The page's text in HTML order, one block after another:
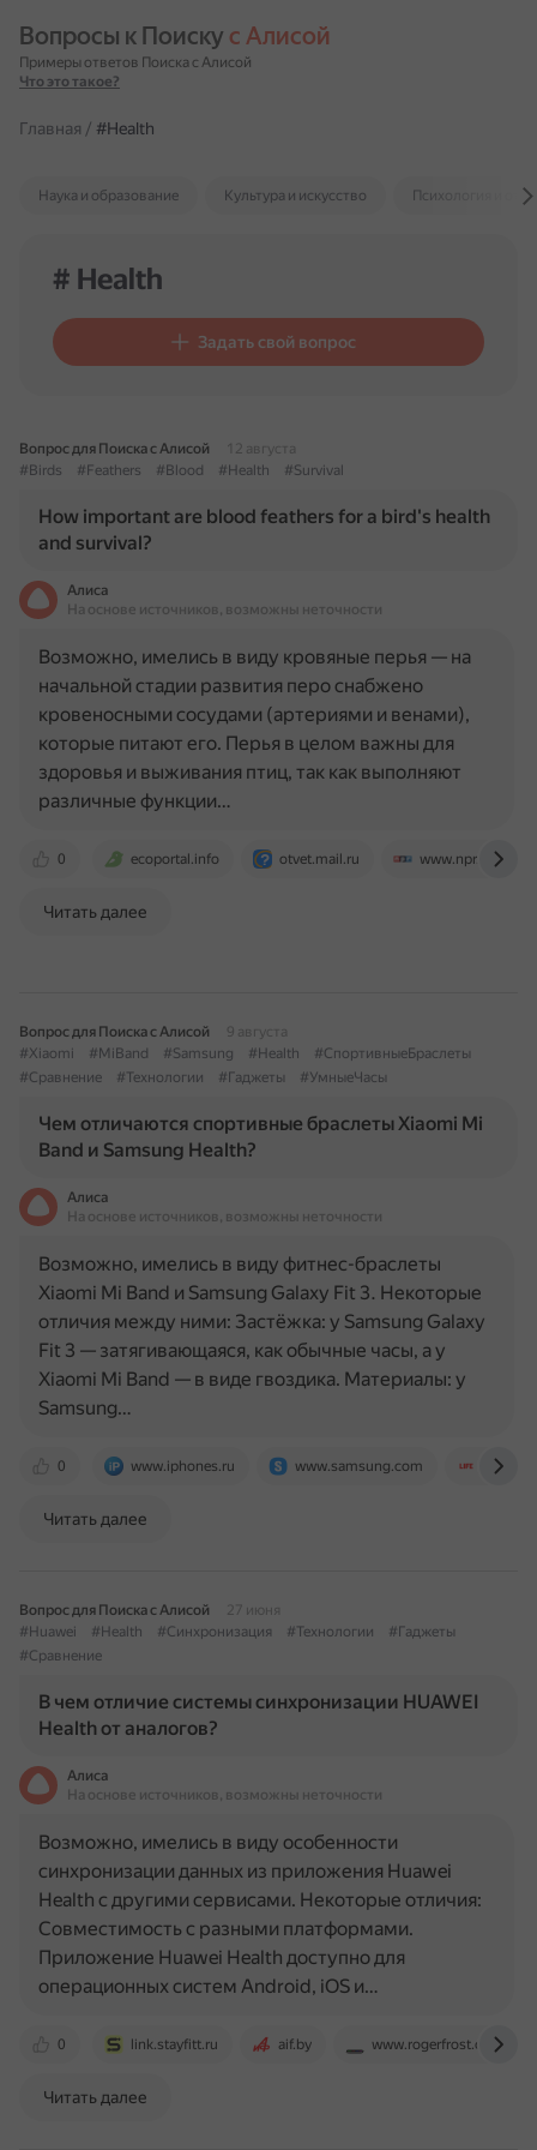
Вопросы к Поиску с Алисой
Примеры ответов Поиска с Алисой
Что это такое?
Главная / #Health
Наука и образование Культура и искусство Психология и
# Health
Задать свой вопрос
Вопрос для Поиска с Алисой
12 августа
#Birds
#Feathers #Blood #Health #Survival
How important are blood feathers for a bird's health
and survival?
Алиса
На основе источников, возможны неточности
0 ecoportal.info otvet.mail.ru www.npr.org
Возможно, имелись в виду кровяные перья — на
начальной стадии развития перо снабжено
кровеносными сосудами (артериями и венами),
которые питают его. Перья в целом важны для
здоровья и выживания птиц, так как выполняют
различные функции…
Читать далее
Вопрос для Поиска с Алисой
9 августа
#Xiaomi
#MiBand #Samsung #Health
#СпортивныеБраслеты
#Сравнение
#Технологии #Гаджеты #УмныеЧасы
Чем отличаются спортивные браслеты Xiaomi Mi
Band и Samsung Health?
Алиса
На основе источников, возможны неточности
0 www.iphones.ru www.samsung.com life.ru
Возможно, имелись в виду фитнес-браслеты
Xiaomi Mi Band и Samsung Galaxy Fit 3. Некоторые
отличия между ними: Застёжка: у Samsung Galaxy
Fit 3 — затягивающаяся, как обычные часы, а у
Xiaomi Mi Band — в виде гвоздика. Материалы: у
Samsung…
Читать далее
Вопрос для Поиска с Алисой
27 июня
#Huawei
#Health #Синхронизация #Технологии
#Гаджеты
#Сравнение
В чем отличие системы синхронизации HUAWEI
Health от аналогов?
Алиса
На основе источников, возможны неточности
0 link.stayfitt.ru aif.by www.rogerfrost.com
Возможно, имелись в виду особенности
синхронизации данных из приложения Huawei
Health с другими сервисами. Некоторые отличия:
Совместимость с разными платформами.
Приложение Huawei Health доступно для
операционных систем Android, iOS и…
Читать далее